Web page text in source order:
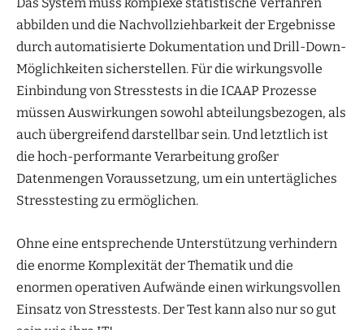
abbilden und die Nachvollziehbarkeit der Ergebnisse
durch automatisierte Dokumentation und Drill-Down-
Möglichkeiten sicherstellen. Für die wirkungsvolle
Einbindung von Stresstests in die ICAAP Prozesse
müssen Auswirkungen sowohl abteilungsbezogen, als
auch übergreifend darstellbar sein. Und letztlich ist
die hoch-performante Verarbeitung großer
Datenmengen Voraussetzung, um ein untertägliches
Stresstesting zu ermöglichen.
Ohne eine entsprechende Unterstützung verhindern
die enorme Komplexität der Thematik und die
enormen operativen Aufwände einen wirkungsvollen
Einsatz von Stresstests. Der Test kann also nur so gut